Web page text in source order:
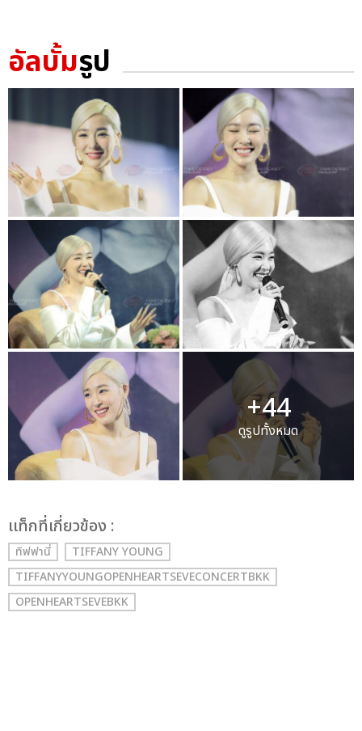
อัลบั้มรูป
+44
ดูรูปทั้งหมด
เเท็กที่เกี่ยวข้อง :
ทิฟฟานี่
TIFFANY YOUNG
TIFFANYYOUNGOPENHEARTSEVECONCERTBKK
OPENHEARTSEVEBKK